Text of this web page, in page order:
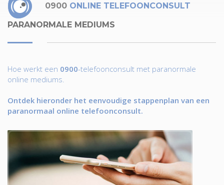
0900 ONLINE TELEFOONCONSULT
PARANORMALE MEDIUMS
Hoe werkt een 0900-telefoonconsult met paranormale
online mediums.
Ontdek hieronder het eenvoudige stappenplan van een
paranormaal online telefoonconsult.